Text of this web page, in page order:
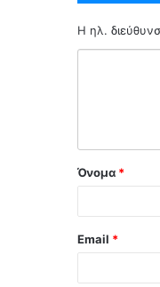
Η ηλ.
Όνομα *
Email *